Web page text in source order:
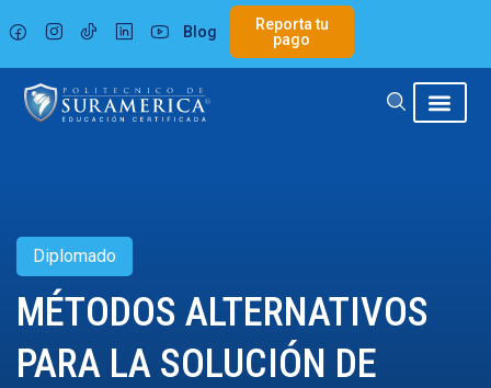
al
contenido
Blog
Reporta tu
pago
Diplomado
MÉTODOS ALTERNATIVOS
PARA LA SOLUCIÓN DE